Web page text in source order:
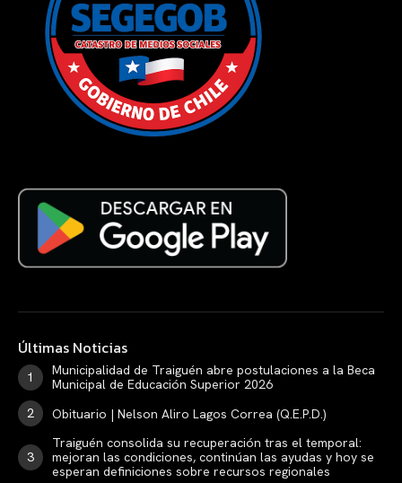
Últimas Noticias
Municipalidad de Traiguén abre postulaciones a la Beca
Municipal de Educación Superior 2026
Obituario | Nelson Aliro Lagos Correa (Q.E.P.D.)
Traiguén consolida su recuperación tras el temporal:
mejoran las condiciones, continúan las ayudas y hoy se
esperan definiciones sobre recursos regionales